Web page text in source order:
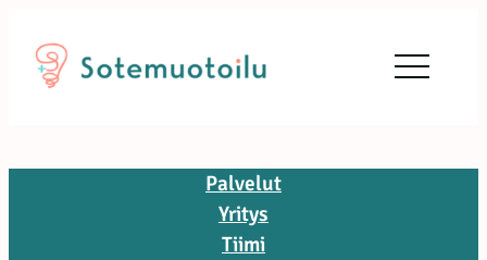
sisältöön
Palvelut
Yritys
Tiimi